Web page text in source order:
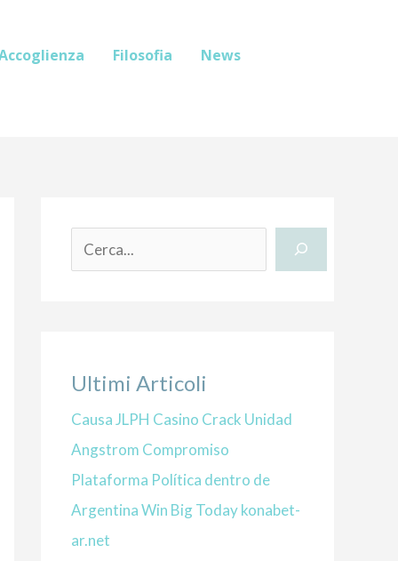
Filosofia
News
r
Ultimi Articoli
Causa JLPH Casino Crack Unidad
Angstrom Compromiso
Plataforma Política dentro de
Argentina Win Big Today konabet-
ar.net